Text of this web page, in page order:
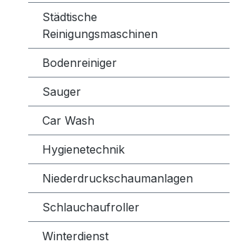
Städtische
Reinigungsmaschinen
Bodenreiniger
Sauger
Car Wash
Hygienetechnik
Niederdruckschaumanlagen
Schlauchaufroller
Winterdienst